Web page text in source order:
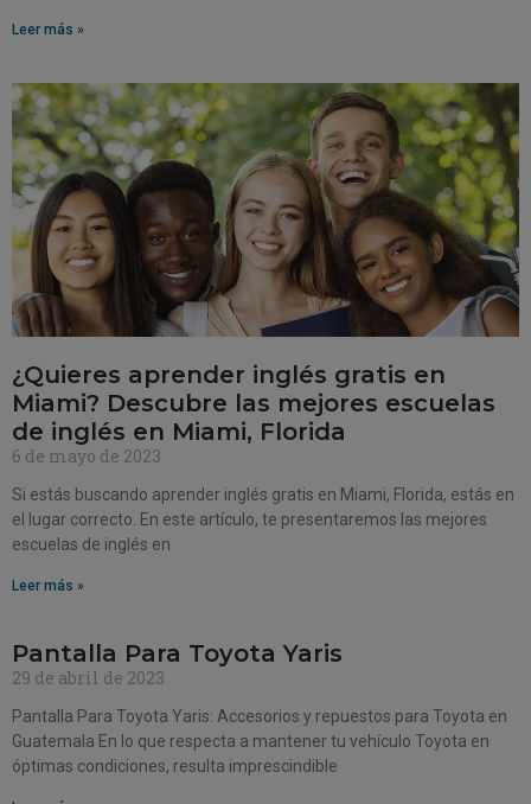
Leer más »
¿Quieres aprender inglés gratis en
Miami? Descubre las mejores escuelas
de inglés en Miami, Florida
6 de mayo de 2023
Si estás buscando aprender inglés gratis en Miami, Florida, estás en
el lugar correcto. En este artículo, te presentaremos las mejores
escuelas de inglés en
Leer más »
Pantalla Para Toyota Yaris
29 de abril de 2023
Pantalla Para Toyota Yaris: Accesorios y repuestos para Toyota en
Guatemala En lo que respecta a mantener tu vehículo Toyota en
óptimas condiciones, resulta imprescindible